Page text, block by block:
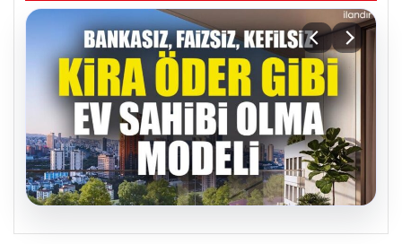
05.08.2026